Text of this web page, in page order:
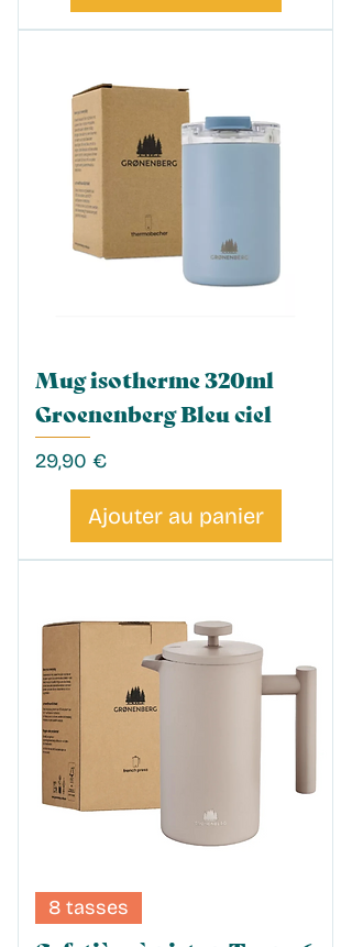
Mug isotherme 320ml
Groenenberg Bleu ciel
Prix
29,90 €
Ajouter au panier
8 tasses